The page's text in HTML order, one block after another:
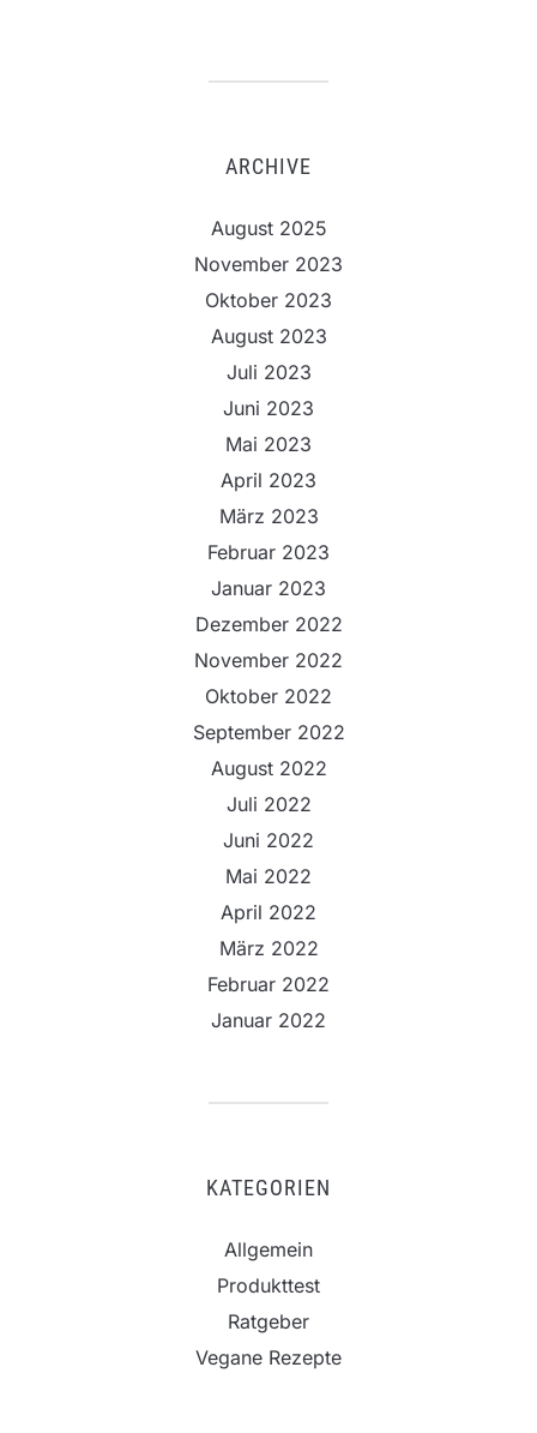
ARCHIVE
August 2025
November 2023
Oktober 2023
August 2023
Juli 2023
Juni 2023
Mai 2023
April 2023
März 2023
Februar 2023
Januar 2023
Dezember 2022
November 2022
Oktober 2022
September 2022
August 2022
Juli 2022
Juni 2022
Mai 2022
April 2022
März 2022
Februar 2022
Januar 2022
KATEGORIEN
Allgemein
Produkttest
Ratgeber
Vegane Rezepte